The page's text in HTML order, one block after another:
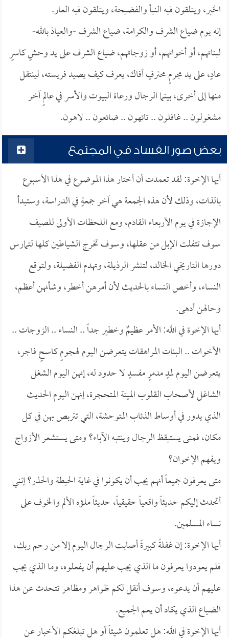
الخبر، ويتلقون فيه النبأ والفضيحة، ويتلقون فيه العار.
إنه يوم ضياع الشرف والكرامة، ضياع الشرف -والعياذ بالله-
لبناتهم، أو أخواتهم، أو زوجاتهم، ضياع الشرف على يد وحشٍ كاسرٍ
عادٍ، على يد مجرمٍ محترفٍ أفاك، يعرف كيف يصيد فريسته، لينتقل
منها إلى أخرى، بينما الرجال ورعاة البيوت والأسر في عالمٍ آخر
مشغولون .. غافلون .. تائهون .. ضائعون .. لاهون.
بعض صور الفساد في المجتمع
أيها الإخوة: لقد تعمدت أن أختار هذا الموضوع في هذا الأسبوع
بالذات، وذلك لأن هذه الجمعة هي آخر جمعةٍ في الدراسة، وستبدأ
الإجازة في يوم الأربعاء القادم، ومع اللحظات الأولى للصيف
سوف تتفلت الإبل من عقلها، وسوف تخرج الشياطين كلها لتمارس
دورها التاريخي الخالد، لتنشر الرذيلة، وتهدم الفضيلة، ولتوقع
النساء، وأخص النساء بالحديث لأن أمرهن أخطر، وشأنهن أعظم،
وحالهن أدهى.
أيها الإخوة في الله: الأمر عظيمٌ وخطير جداً .. النساء .. الزوجات ..
الأخوات .. البنات المراهقات يتعرضن اليوم لهجومٍ كاسحٍ فاجر،
يتعرضن اليوم لمدٍ مدمرٍ مفسدٍ لا حدود له، إنهن اليوم الشغل
الشاغل لأصحاب القلوب الميتة المتحجرة، إنهن اليوم الحديث
الذي يدور في أوساط الذئاب المتوحشة، التي تتربص بهن في كل
مكان، فمتى يستيقظ الرجال وينتبه الآباء؟ ومتى يستشعر الأزواج
ويفهم الإخوان؟
متى يعرفون جميعاً أنهم يجب أن يكونوا في غاية الحيطة والحذر؟ إنني
أتحدث إليكم حديثاً واقعياً حقيقياً، حديثاً ملؤه الألم والخوف على
نساء المسلمين.
أيها الإخوة: إن غفلةً كبيرةً أصابت الرجال اليوم إلا من رحم ربك،
فلم يعودوا يعرفون ما الذي يجب عليهم أن يفعلوه، وما الذي يجب
عليهم أن يدعوه، وسوف أنقل لكم ظواهر ومظاهر تتحدث عن هذا
الضياع الذي يكاد أن يعم الجميع.
أيها الإخوة في الله: هل تعلمون شيئاً أو هل تبلغكم الأخبار عن